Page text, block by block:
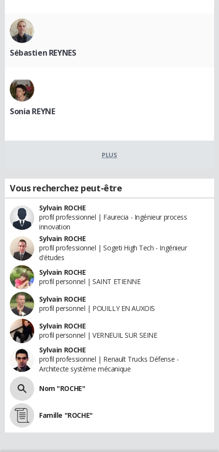
Sébastien REYNES
Sonia REYNE
PLUS
Vous recherchez peut-être
Sylvain ROCHE
profil professionnel | Faurecia - Ingénieur process
innovation
Sylvain ROCHE
profil professionnel | Sogeti High Tech - Ingénieur
d'études
Sylvain ROCHE
profil personnel | SAINT ETIENNE
Sylvain ROCHE
profil personnel | POUILLY EN AUXOIS
Sylvain ROCHE
profil personnel | VERNEUIL SUR SEINE
Sylvain ROCHE
profil professionnel | Renault Trucks Défense -
Architecte système mécanique
Nom "ROCHE"
Famille "ROCHE"